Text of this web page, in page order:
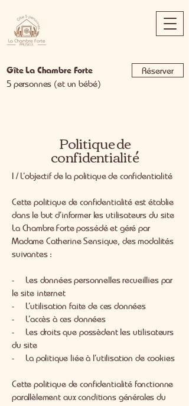
Gîte La Chambre Forte
5 personnes (et un bébé)
Réserver
Politique de
confidentialité
I / L’objectif de la politique de confidentialité
Cette politique de confidentialité est établie
dans le but d’informer les utilisateurs du site
La Chambre Forte possédé et géré par
Madame Catherine Sensique, des modalités
suivantes :
- Les données personnelles recueillies par
le site internet
- L’utilisation faite de ces données
- L’accès à ces données
- Les droits que possèdent les utilisateurs
du site
- La politique liée à l’utilisation de cookies
Cette politique de confidentialité fonctionne
parallèlement aux conditions générales du